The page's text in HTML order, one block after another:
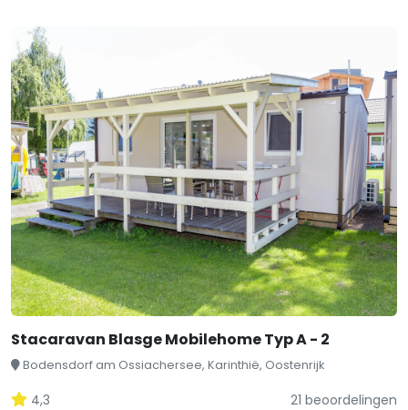
Stacaravan Blasge Mobilehome Typ A - 2
Bodensdorf am Ossiachersee, Karinthië, Oostenrijk
4,3 21 beoordelingen